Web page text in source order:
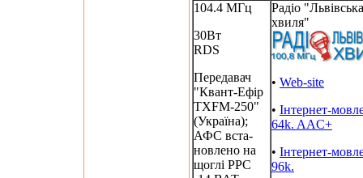
104.4 МГц
30Вт
RDS
Передавач
"Квант-Ефір
TXFM-250"
(Україна);
АФС вста-
новлено на
щоглі РРС
Радіо "Львівська
хвиля"
• Web-site
• Інтернет-
64k. AAC+
• Інтернет-
96k.